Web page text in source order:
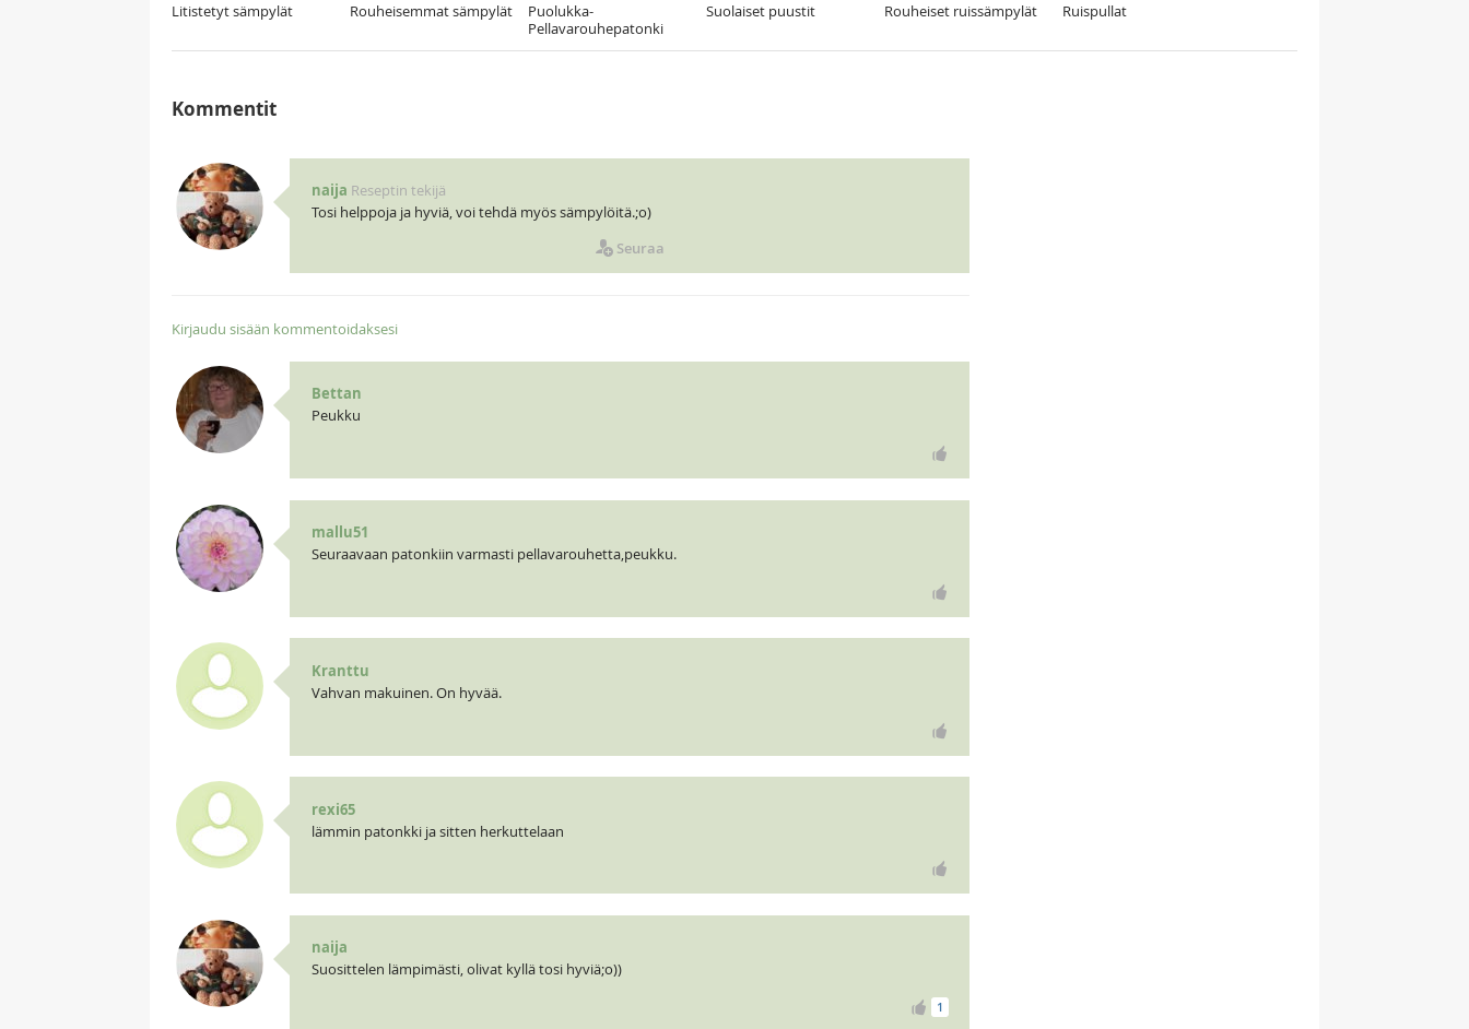
Litistetyt sämpylät Rouheisemmat sämpylät
Puolukka-
Pellavarouhepatonki
Suolaiset puustit Rouheiset ruissämpylät Ruispullat
Kommentit
naija Reseptin tekijä
Tosi helppoja ja hyviä, voi tehdä myös sämpylöitä.;o)
Seuraa
Kirjaudu sisään kommentoidaksesi
Bettan
Peukku
mallu51
Seuraavaan patonkiin varmasti pellavarouhetta,peukku.
Kranttu
Vahvan makuinen. On hyvää.
rexi65
lämmin patonkki ja sitten herkuttelaan
naija
Suosittelen lämpimästi, olivat kyllä tosi hyviä;o))
1